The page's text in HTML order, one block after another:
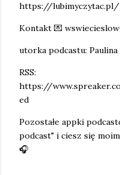
https://
Kontakt 💌
utorka podcastu:
RSS:
https://
ed
Pozostałe appki
podcast" i ciesz się
🎧